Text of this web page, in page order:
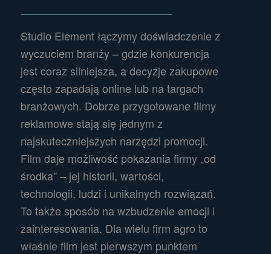
Studio Element łączymy doświadczenie z
wyczuciem branży – gdzie konkurencja
jest coraz silniejsza, a decyzje zakupowe
często zapadają online lub na targach
branżowych. Dobrze przygotowane filmy
reklamowe stają się jednym z
najskuteczniejszych narzędzi promocji.
Film daje możliwość pokazania firmy „od
środka” – jej historii, wartości,
technologii, ludzi i unikalnych rozwiązań.
To także sposób na wzbudzenie emocji i
zainteresowania. Dla wielu firm agro to
właśnie film jest pierwszym punktem